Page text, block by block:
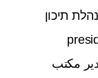
תיכון
مکتب